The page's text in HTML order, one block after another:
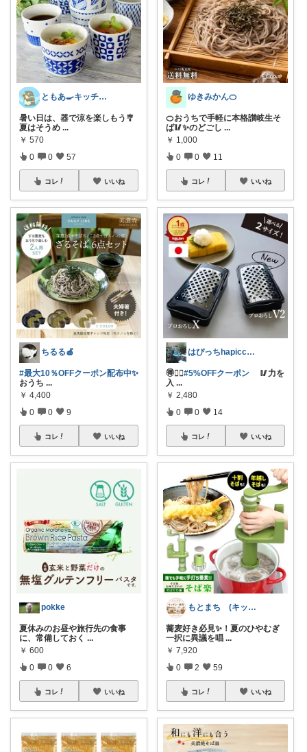
ともあ🍳キッチンと暮らし
暑い日は、器で涼を楽しもう🎐
夏はそうめ ...
￥ 570
0 0 57
コレ いいね
ちるる🍎
#最大10％OFFクーポン配布中✨
おうち ...
￥ 4,400
0 0 9
コレ いいね
pokke
夏休みのお昼や旅行先の食事
に、常備しておく ...
￥ 600
0 0 6
コレ いいね
ゆきみかん🍊
🍊おうちで手軽に本格讃岐生そ
ば🥢✨のどごし ...
￥ 1,000
0 0 11
コレ いいね
はぴっちhapicchi💎🏃感謝💐
🉐🏃‍♀️#5%OFFクーポン 🥢力を
入 ...
￥ 2,480
0 0 14
コレ いいね
もとまち (キッチン・家具)
蕎麦好き必見✨！夏のひやむぎ
一択に異議を唱 ...
￥ 7,920
0 2 59
コレ いいね